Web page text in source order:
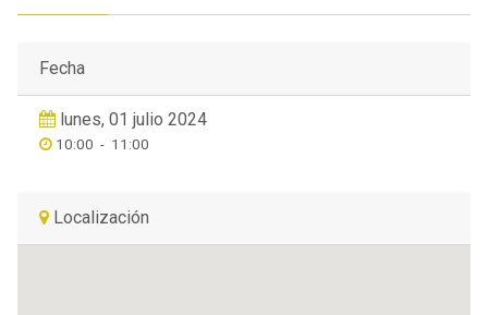
Fecha
lunes, 01 julio 2024
10:00 - 11:00
Localización